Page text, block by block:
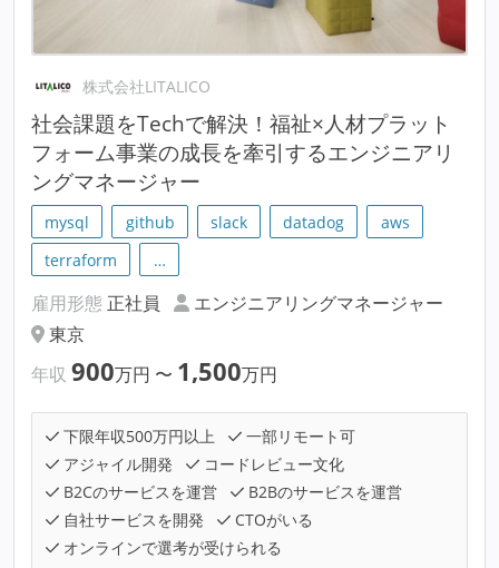
株式会社LITALICO
社会課題をTechで解決！福祉×人材プラット
フォーム事業の成長を牽引するエンジニアリ
ングマネージャー
mysql github slack datadog
aws
terraform
…
雇用形態 正社員
エンジニアリングマネージャー
東京
年収 900万円 〜 1,500万円
下限年収500万円以上
一部リモート可
アジャイル開発
コードレビュー文化
B2Cのサービスを運営
B2Bのサービスを運営
自社サービスを開発
CTOがいる
オンラインで選考が受けられる